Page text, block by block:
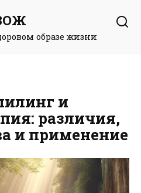
образе жизни
и
различия,
и применение